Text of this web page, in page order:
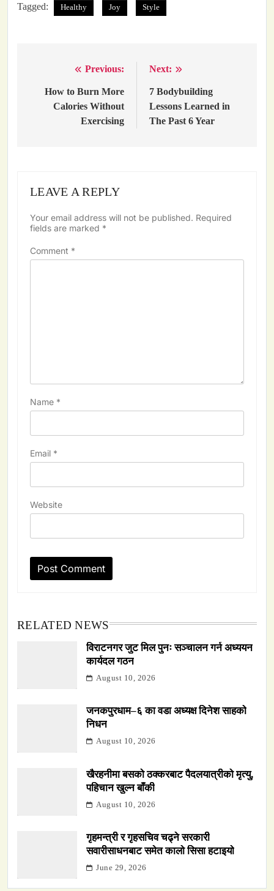
Tagged: Healthy Joy Style
navigation
Previous:
How to Burn More
Calories Without
Exercising
Next:
7 Bodybuilding
Lessons Learned in
The Past 6 Year
LEAVE A REPLY
Your email address will not be published. Required
fields are marked *
Comment *
Name *
Email *
Website
RELATED NEWS
विराटनगर जुट मिल पुनः सञ्चालन गर्न अध्ययन
कार्यदल गठन
August 10, 2026
जनकपुरधाम–६ का वडा अध्यक्ष दिनेश साहको
निधन
August 10, 2026
खैरहनीमा बसको ठक्करबाट पैदलयात्रीको मृत्यु,
पहिचान खुल्न बाँकी
August 10, 2026
गृहमन्त्री र गृहसचिव चढ्ने सरकारी
सवारीसाधनबाट समेत कालो सिसा हटाइयो
June 29, 2026